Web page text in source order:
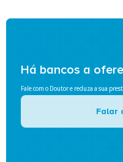
Há bancos a
Fale com o Doutor e reduza a sua
Falar